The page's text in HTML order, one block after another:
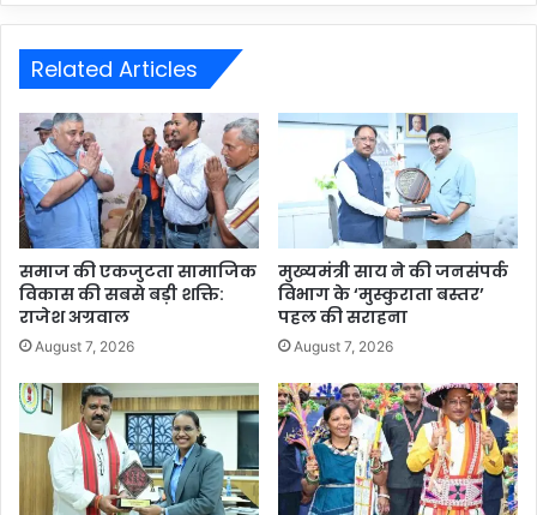
Related Articles
समाज की एकजुटता सामाजिक
विकास की सबसे बड़ी शक्ति:
राजेश अग्रवाल
August 7, 2026
मुख्यमंत्री साय ने की जनसंपर्क
विभाग के ‘मुस्कुराता बस्तर’
पहल की सराहना
August 7, 2026